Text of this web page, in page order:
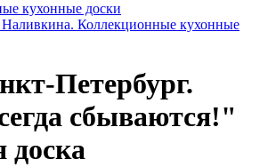
кухонные доски
Коллекционные кухонные
Петербург.
сбываются!"
доска